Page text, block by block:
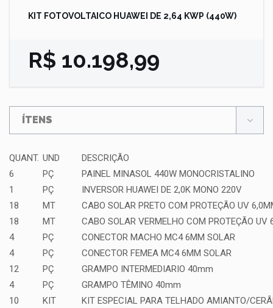
KIT FOTOVOLTAICO HUAWEI DE 2,64 KWP (440W)
R$ 10.198,99
ÍTENS
QUANT. UND
DESCRIÇÃO
6
PÇ
PAINEL MINASOL 440W MONOCRISTALINO
1
PÇ
INVERSOR HUAWEI DE 2,0K MONO 220V
18
MT
CABO SOLAR PRETO COM PROTEÇÃO UV
18
MT
CABO SOLAR VERMELHO COM PROTEÇÃO UV
4
PÇ
CONECTOR MACHO MC4 6MM SOLAR
4
PÇ
CONECTOR FEMEA MC4 6MM SOLAR
12
PÇ
GRAMPO INTERMEDIARIO 40mm
4
PÇ
GRAMPO TÊMINO 40mm
10
KIT
KIT ESPECIAL PARA TELHADO AMIANTO/